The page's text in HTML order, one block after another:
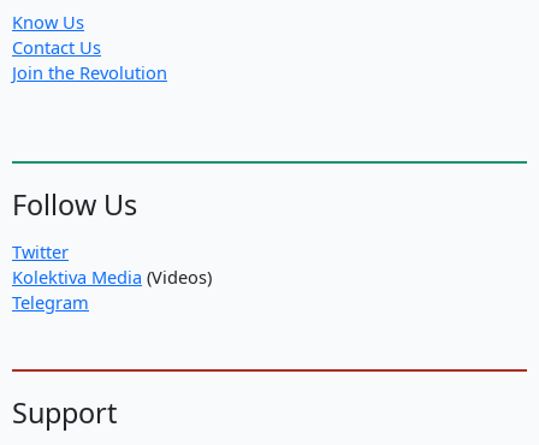
Know Us
Contact Us
Join the Revolution
Follow Us
Twitter
Kolektiva Media (Videos)
Telegram
Support